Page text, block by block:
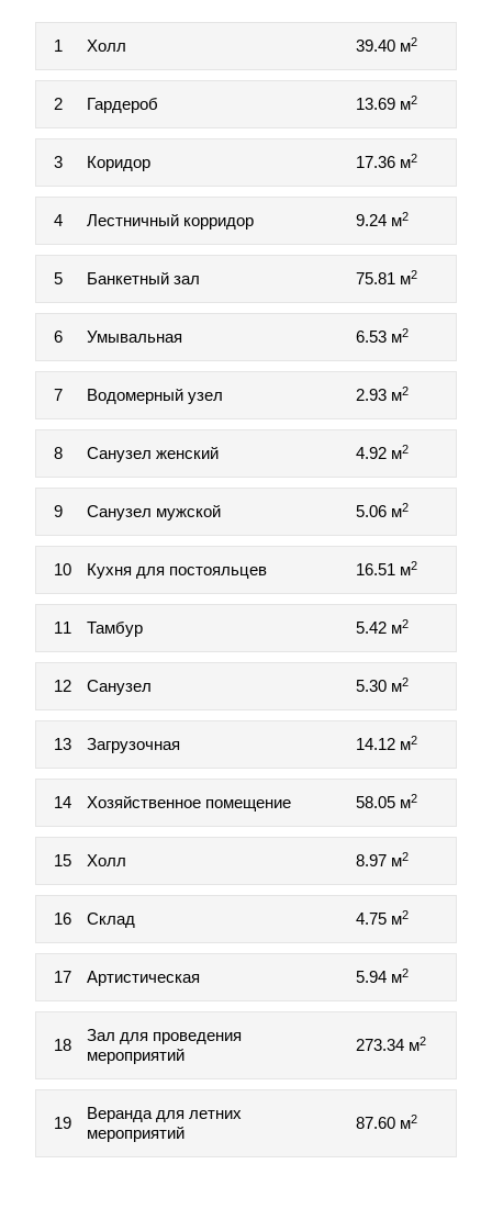
1 Холл 39.40 м2
2 Гардероб 13.69 м2
3 Коридор 17.36 м2
4 Лестничный корридор 9.24 м2
5 Банкетный зал 75.81 м2
6 Умывальная 6.53 м2
7 Водомерный узел 2.93 м2
8 Санузел женский 4.92 м2
9 Санузел мужской 5.06 м2
10 Кухня для постояльцев 16.51 м2
11 Тамбур 5.42 м2
12 Санузел 5.30 м2
13 Загрузочная 14.12 м2
14 Хозяйственное помещение 58.05 м2
15 Холл 8.97 м2
16 Склад 4.75 м2
17 Артистическая 5.94 м2
18
Зал для проведения
мероприятий
273.34 м2
19
Веранда для летних
мероприятий
87.60 м2